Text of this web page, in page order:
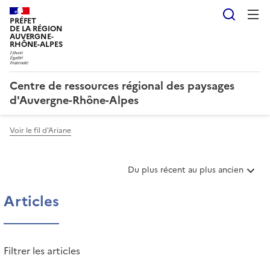
PRÉFET
DE LA RÉGION
AUVERGNE-
RHÔNE-ALPES
Centre de ressources régional des paysages
d'Auvergne-Rhône-Alpes
Voir le fil d'Ariane
T
Du plus récent au plus ancien
Articles
Filtrer les articles